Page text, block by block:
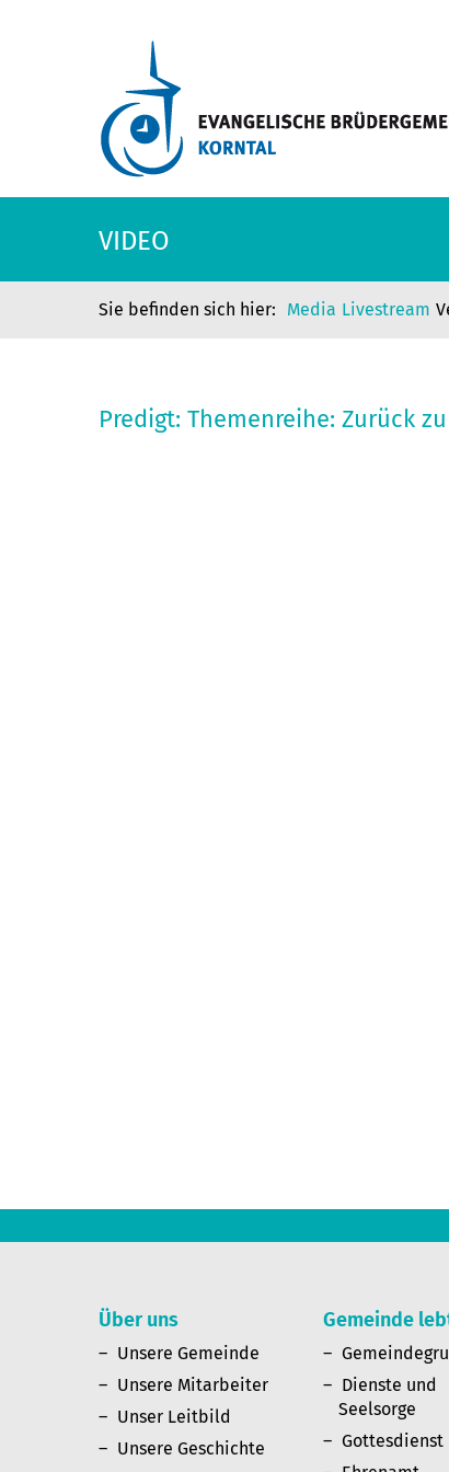
VIDEO
Media Livestream
Predigt: Themenreihe: Zurück
Über uns
Unsere Gemeinde
Unsere Mitarbeiter
Unser Leitbild
Unsere Geschichte
Gemeinde
Dienste und
Seelsorge
Gottesdienst